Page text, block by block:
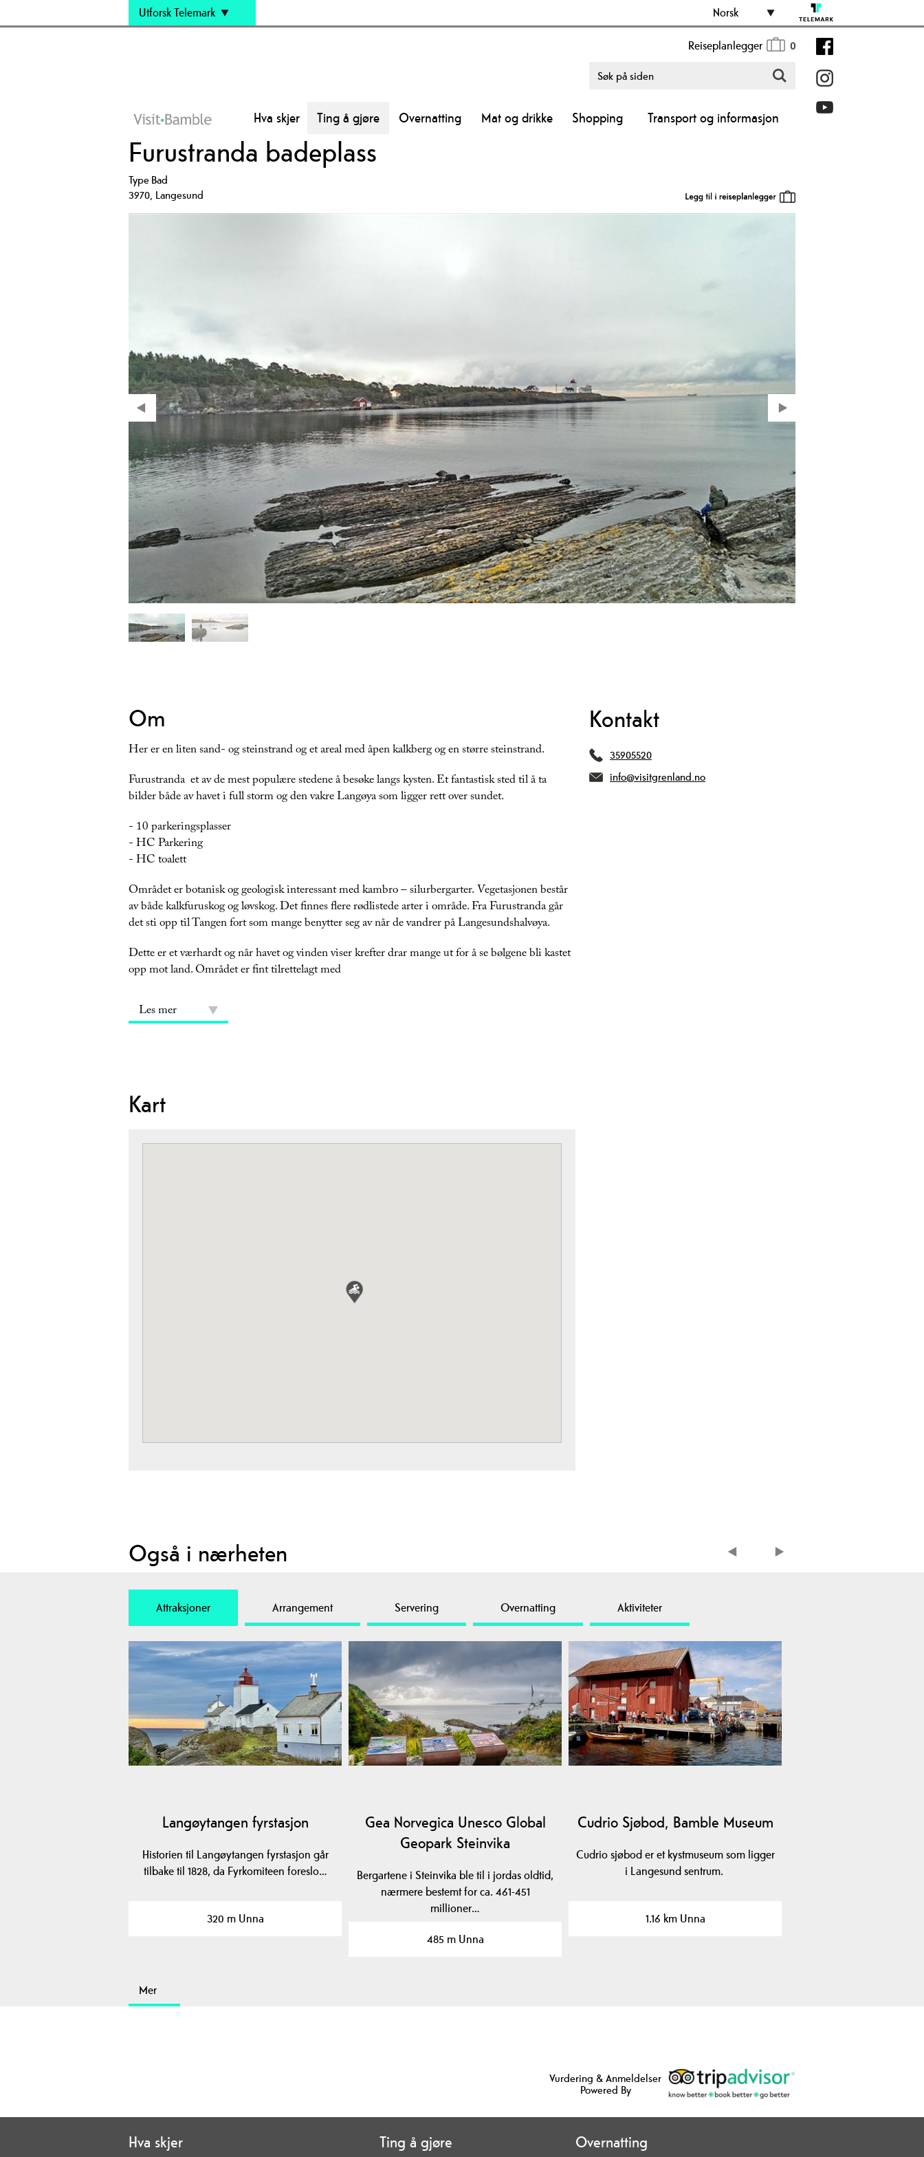
Utforsk Telemark Norsk
Reiseplanlegger 0
Hva skjer Ting å gjøre Overnatting Mat og drikke Shopping Transport og informasjon
Furustranda badeplass
TypeBad
3970, Langesund
Om
Her er en liten sand- og steinstrand og et areal med åpen kalkberg og en større steinstrand.
Furustranda et av de mest populære stedene å besøke langs kysten. Et fantastisk sted til å ta
bilder både av havet i full storm og den vakre Langøya som ligger rett over sundet.
- 10 parkeringsplasser
- HC Parkering
- HC toalett
Området er botanisk og geologisk interessant med kambro – silurbergarter. Vegetasjonen består
av både kalkfuruskog og løvskog. Det finnes flere rødlistede arter i område. Fra Furustranda går
det sti opp til Tangen fort som mange benytter seg av når de vandrer på Langesundshalvøya.
Dette er et værhardt og når havet og vinden viser krefter drar mange ut for å se bølgene bli kastet
opp mot land. Området er fint tilrettelagt med
Les mer
Kart
Kontakt
35905520
info@visitgrenland.no
Også i nærheten
Attraksjoner Arrangement Servering Overnatting Aktiviteter
Langøytangen fyrstasjon
Historien til Langøytangen fyrstasjon går
tilbake til 1828, da Fyrkomiteen foreslo…
320 m Unna
Gea Norvegica Unesco Global
Geopark Steinvika
Bergartene i Steinvika ble til i jordas oldtid,
nærmere bestemt for ca. 461-451
millioner…
485 m Unna
Cudrio Sjøbod, Bamble Museum
Cudrio sjøbod er et kystmuseum som ligger
i Langesund sentrum.
1.16 km Unna
Mer
Vurdering & Anmeldelser
Powered By
Hva skjer Ting å gjøre Overnatting